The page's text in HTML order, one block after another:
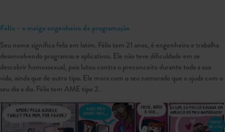
Félix – o meigo engenheiro de programação
Seu nome significa feliz em latim. Félix tem 21 anos, é engenheiro e trabalha
desenvolvendo programas e aplicativos. Ele não teve dificuldade em se
descobrir homossexual, pois lutou contra o preconceito durante toda a sua
vida, ainda que de outro tipo. Ele mora com o seu namorado que o ajuda com o
seu dia a dia. Félix tem AME tipo 2.